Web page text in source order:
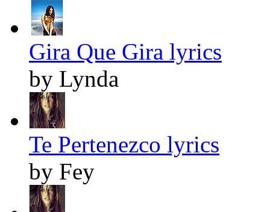
Gira Que Gira lyrics
by Lynda
Te Pertenezco lyrics
by Fey